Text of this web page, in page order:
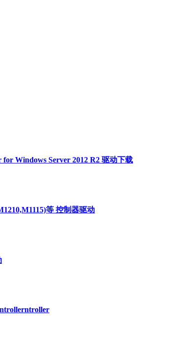
Windows Server 2012 R2 驱动下载
等 控制器驱动